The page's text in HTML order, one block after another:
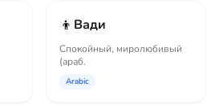
👦 Вади
Спокойный, миролюбивый
(араб.
Arabic